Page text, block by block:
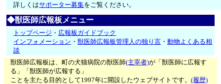
詳しくはサポーター募集をご覧ください。
◆獣医師広報板メニュー
トップページ ・ 広報板ガイドブック
インフォメーション ・獣医師広報板管理人の独り言 ・動物よくある相
談
獣医師広報板は、町の犬猫病院の獣医師(主宰者)が「獣医師に広報す
る」「獣医師が広報する」
ことを主たる目的として1997年に開設したウェブサイトです。(履歴)